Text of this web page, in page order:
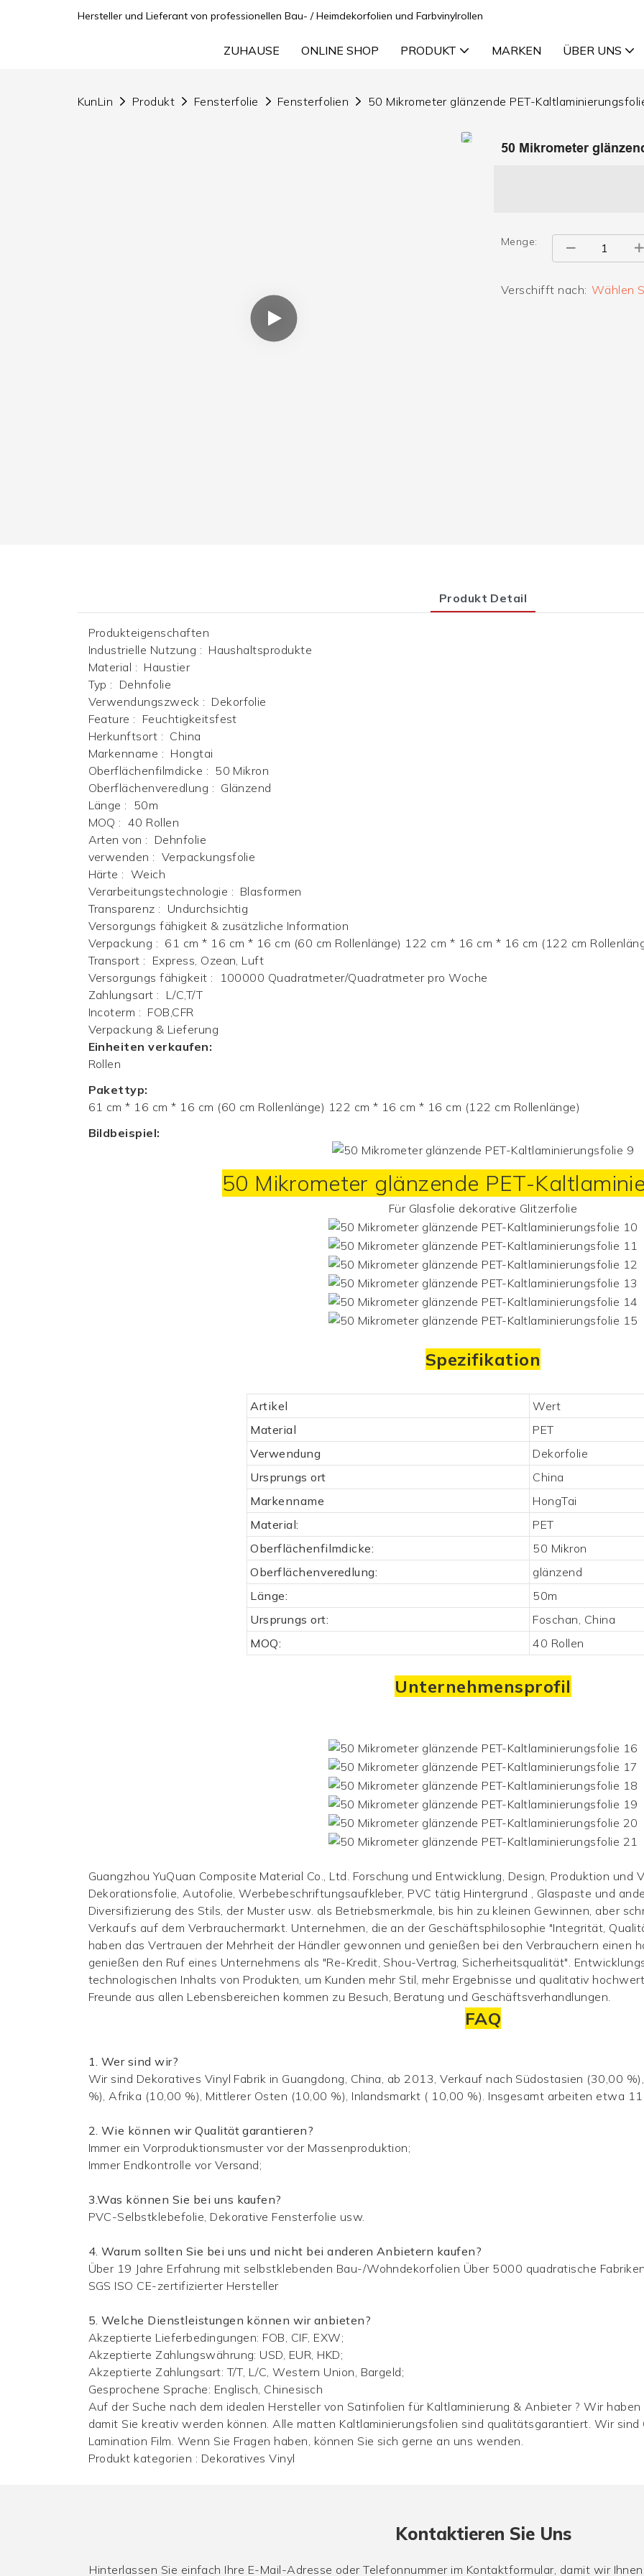
Hersteller und Lieferant von professionellen Bau- / Heimdekorfolien und Farbvinylrollen
ZUHAUSE ONLINE SHOP PRODUKT MARKEN ÜBER UNS
KunLin Produkt Fensterfolie Fensterfolien 50 Mikrometer glänzende PET-
50 Mikrometer
Menge:
Verschifft nach: Wählen
Produkt Detail
Produkteigenschaften
Industrielle Nutzung : Haushaltsprodukte
Material : Haustier
Typ : Dehnfolie
Verwendungszweck : Dekorfolie
Feature : Feuchtigkeitsfest
Herkunftsort : China
Markenname : Hongtai
Oberflächenfilmdicke : 50 Mikron
Oberflächenveredlung : Glänzend
Länge : 50m
MOQ : 40 Rollen
Arten von : Dehnfolie
verwenden : Verpackungsfolie
Härte : Weich
Verarbeitungstechnologie : Blasformen
Transparenz : Undurchsichtig
Versorgungs fähigkeit & zusätzliche Information
Verpackung : 61 cm * 16 cm * 16 cm (60 cm Rollenlänge) 122 cm * 16 cm * 16 cm (122 cm
Transport : Express, Ozean, Luft
Versorgungs fähigkeit :
100000 Quadratmeter/Quadratmeter pro Woche
Zahlungsart : L/C,T/T
Incoterm : FOB,CFR
Verpackung & Lieferung
Einheiten verkaufen:
Rollen
Pakettyp:
61 cm * 16 cm * 16 cm (60 cm Rollenlänge) 122 cm * 16 cm * 16 cm (122 cm Rollenlänge)
Bildbeispiel:
50 Mikrometer glänzende PET-
Für Glasfolie dekorative Glitzerfolie
Spezifikation
Artikel
Wert
Material
PET
Verwendung
Dekorfolie
Ursprungs ort
China
Markenname
HongTai
Material:
PET
Oberflächenfilmdicke:
50 Mikron
Oberflächenveredlung:
glänzend
Länge:
50m
Ursprungs ort:
Foschan, China
MOQ:
40 Rollen
Unternehmensprofil
Guangzhou YuQuan Composite Material Co., Ltd. Forschung und Entwicklung, Design, Produktion und
Dekorationsfolie, Autofolie, Werbebeschriftungsaufkleber, PVC tätig Hintergrund
, Glaspaste und
Diversifizierung des Stils, der Muster usw. als Betriebsmerkmale, bis hin zu kleinen Gewinnen, aber
Verkaufs auf dem Verbrauchermarkt. Unternehmen, die an der Geschäftsphilosophie "Integrität,
haben das Vertrauen der Mehrheit der Händler gewonnen und genießen bei den Verbrauchern einen
genießen den Ruf eines Unternehmens als "Re-Kredit, Shou-Vertrag, Sicherheitsqualität".
technologischen Inhalts von Produkten, um Kunden mehr Stil, mehr Ergebnisse und qualitativ
Freunde aus allen Lebensbereichen kommen zu Besuch, Beratung und Geschäftsverhandlungen.
FAQ
1. Wer sind wir?
Wir sind Dekoratives Vinyl Fabrik in Guangdong, China, ab 2013, Verkauf nach Südostasien (30,00
%), Afrika (10,00 %), Mittlerer Osten (10,00 %), Inlandsmarkt ( 10,00 %). Insgesamt arbeiten etwa
2. Wie können wir Qualität garantieren?
Immer ein Vorproduktionsmuster vor der Massenproduktion;
Immer Endkontrolle vor Versand;
3.Was können Sie bei uns kaufen?
PVC-Selbstklebefolie, Dekorative Fensterfolie usw.
4. Warum sollten Sie bei uns und nicht bei anderen Anbietern kaufen?
Über 19 Jahre Erfahrung mit selbstklebenden Bau-/Wohndekorfolien Über 5000 quadratische
SGS ISO CE-zertifizierter Hersteller
5. Welche Dienstleistungen können wir anbieten?
Akzeptierte Lieferbedingungen: FOB, CIF, EXW;
Akzeptierte Zahlungswährung: USD, EUR, HKD;
Akzeptierte Zahlungsart: T/T, L/C, Western Union, Bargeld;
Gesprochene Sprache: Englisch, Chinesisch
Auf der Suche nach dem idealen Hersteller von Satinfolien für Kaltlaminierung & Anbieter ? Wir
damit Sie kreativ werden können. Alle matten Kaltlaminierungsfolien sind qualitätsgarantiert. Wir sind
Lamination Film. Wenn Sie Fragen haben, können Sie sich gerne an uns wenden.
Produkt kategorien : Dekoratives Vinyl
Kontaktieren Sie Uns
Hinterlassen Sie einfach Ihre E-Mail-Adresse oder Telefonnummer im Kontaktformular, damit wir